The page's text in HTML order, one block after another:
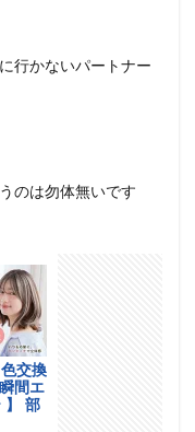
行かないパートナー
のは勿体無いです